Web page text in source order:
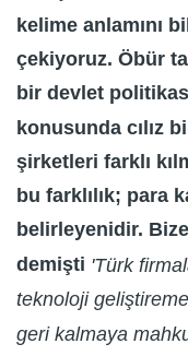
kelime anlamını
çekiyoruz. Öbür
bir devlet
konusunda cılız
şirketleri farklı
bu farklılık; para
belirleyenidir.
demişti 'Türk
teknoloji
geri kalmaya